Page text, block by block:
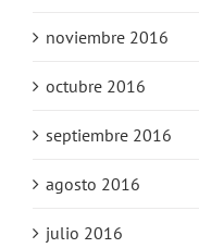
noviembre 2016
octubre 2016
septiembre 2016
agosto 2016
julio 2016